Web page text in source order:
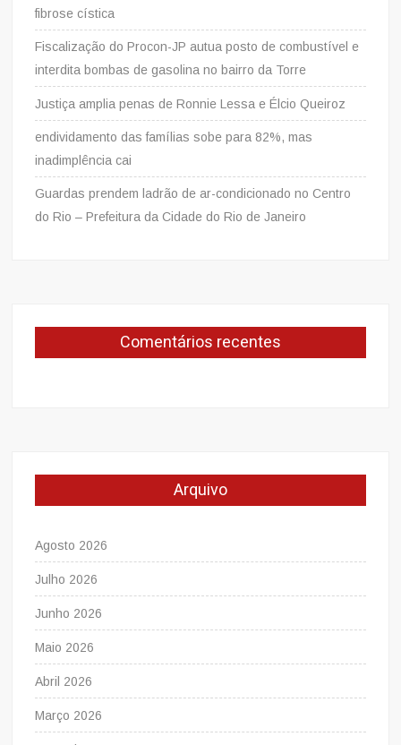
fibrose cística
Fiscalização do Procon-JP autua posto de combustível e
interdita bombas de gasolina no bairro da Torre
Justiça amplia penas de Ronnie Lessa e Élcio Queiroz
endividamento das famílias sobe para 82%, mas
inadimplência cai
Guardas prendem ladrão de ar-condicionado no Centro
do Rio – Prefeitura da Cidade do Rio de Janeiro
Comentários recentes
Arquivo
Agosto 2026
Julho 2026
Junho 2026
Maio 2026
Abril 2026
Março 2026